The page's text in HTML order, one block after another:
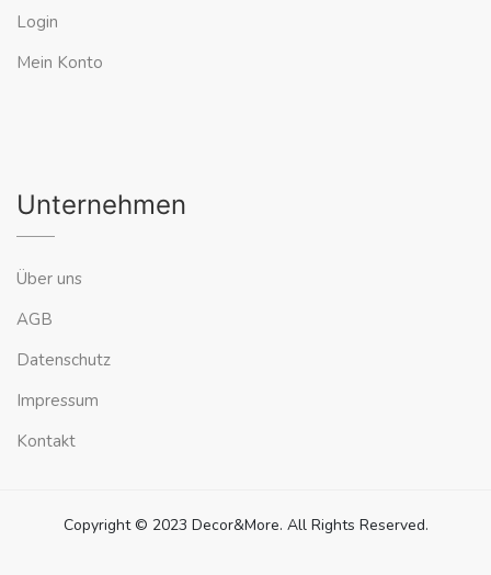
Login
Mein Konto
Unternehmen
Über uns
AGB
Datenschutz
Impressum
Kontakt
Copyright © 2023 Decor&More. All Rights Reserved.